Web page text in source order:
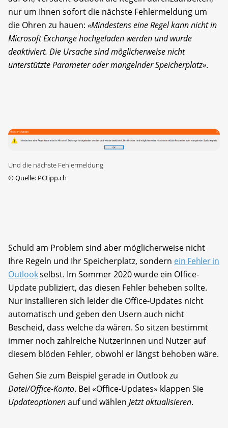
nur um Ihnen sofort die nächste Fehlermeldung um
die Ohren zu hauen: «Mindestens eine Regel kann nicht in
Microsoft Exchange hochgeladen werden und wurde
deaktiviert. Die Ursache sind möglicherweise nicht
unterstützte Parameter oder mangelnder Speicherplatz».
Und die nächste Fehlermeldung
©Quelle: PCtipp.ch
Schuld am Problem sind aber möglicherweise nicht
Ihre Regeln und Ihr Speicherplatz, sondern ein Fehler in
Outlookselbst. Im Sommer 2020 wurde ein Office-
Update publiziert, das diesen Fehler beheben sollte.
Nur installieren sich leider die Office-Updates nicht
automatisch und geben den Usern auch nicht
Bescheid, dass welche da wären. So sitzen bestimmt
immer noch zahlreiche Nutzerinnen und Nutzer auf
diesem blöden Fehler, obwohl er längst behoben wäre.
Gehen Sie zum Beispiel gerade in Outlook zu
Datei/Office-Konto. Bei «Office-Updates» klappen Sie
Updateoptionenauf und wählen Jetzt aktualisieren.